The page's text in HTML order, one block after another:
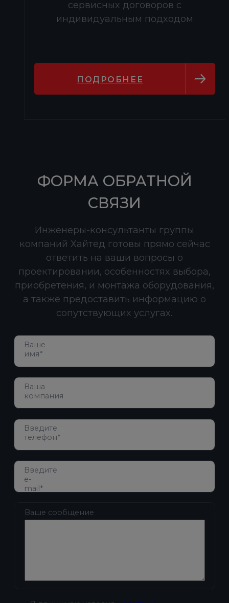
сервисных договоров с
индивидуальным подходом
ПОДРОБНЕЕ
ФОРМА ОБРАТНОЙ
СВЯЗИ
Инженеры-консультанты группы
компаний Хайтед готовы прямо сейчас
ответить на ваши вопросы о
проектировании, особенностях выбора,
приобретения, и монтажа оборудования,
а также предоставить информацию о
сопутствующих услугах.
Ваше
имя*
Ваша
компания
Введите
телефон*
Введите
e-
mail*
Ваше сообщение